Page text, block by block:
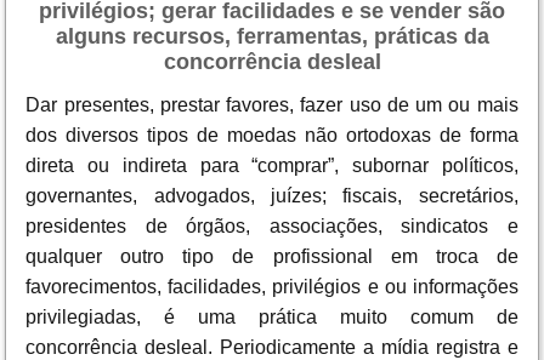
privilégios; gerar facilidades e se vender são
alguns recursos, ferramentas, práticas da
concorrência desleal
Dar presentes, prestar favores, fazer uso de um ou mais
dos diversos tipos de moedas não ortodoxas de forma
direta ou indireta para “comprar”, subornar políticos,
governantes, advogados, juízes; fiscais, secretários,
presidentes de órgãos, associações, sindicatos e
qualquer outro tipo de profissional em troca de
favorecimentos, facilidades, privilégios e ou informações
privilegiadas, é uma prática muito comum de
concorrência desleal. Periodicamente a mídia registra e